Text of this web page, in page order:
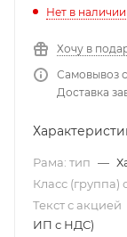
Нет в наличии
Хочу в
Самовывоз
Доставка
Рама: тип —
Класс (группа)
Текст с акцией
ИП с НДС)